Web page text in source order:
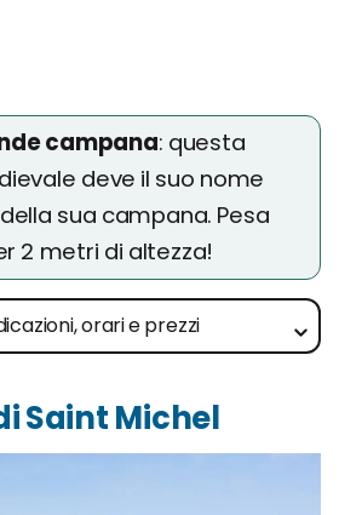
campana: questa
deve il suo nome
sua campana. Pesa
2 metri di altezza!
orari e prezzi
Saint Michel